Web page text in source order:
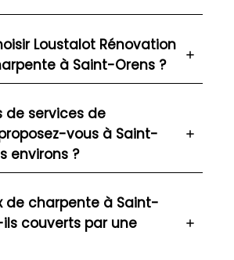
Loustalot Rénovation
à Saint-Orens ?
de services de
vous à Saint-
environs ?
de charpente à Saint-
couverts par une